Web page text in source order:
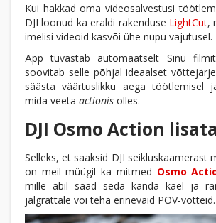
Kui hakkad oma videosalvestusi
DJI loonud ka eraldi rakenduse LightCut,
imelisi videoid kasvõi ühe nupu vajutusel.
Äpp tuvastab automaatselt Sinu
soovitab selle põhjal ideaalset
säästa väärtuslikku aega töötlemisel
mida veeta actionis olles.
DJI Osmo Action
Selleks, et saaksid DJI seikluskaamerast
on meil müügil ka mitmed Osmo
mille abil saad seda kanda käel ja
jalgrattale või teha erinevaid POV-võtteid.